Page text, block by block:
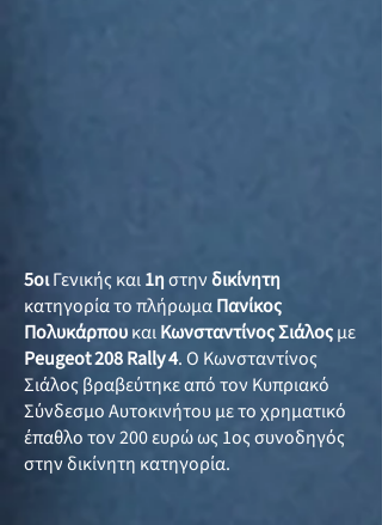
5οιΓενικής και1ηστηνδικίνητη
κατηγορία το πλήρωμαΠανίκος
ΠολυκάρπουκαιΚωνσταντίνος Σιάλοςμε
Peugeot 208 Rally 4. Ο Κωνσταντίνος
Σιάλος βραβεύτηκε από τον Κυπριακό
Σύνδεσμο Αυτοκινήτου με το χρηματικό
έπαθλο τον 200 ευρώ ως 1ος συνοδηγός
στην δικίνητη κατηγορία.